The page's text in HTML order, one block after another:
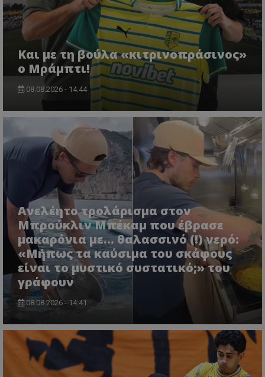
Και με τη βούλα «κιτρινοπράσινος»
ο Μράμπτι!
08.08.2026 - 14:44
Ανελέητο τρολάρισμα στον
Μπρούκλιν Μπέκαμ που έβρασε
μακαρόνια με... θαλασσινό (!) νερό:
«Μήπως τα καύσιμα του σκάφους
είναι το μυστικό συστατικό;» του
γράφουν
08.08.2026 - 14:41